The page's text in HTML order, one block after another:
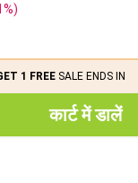
%)
1 FREESALE ENDS IN
कार्ट में डालें